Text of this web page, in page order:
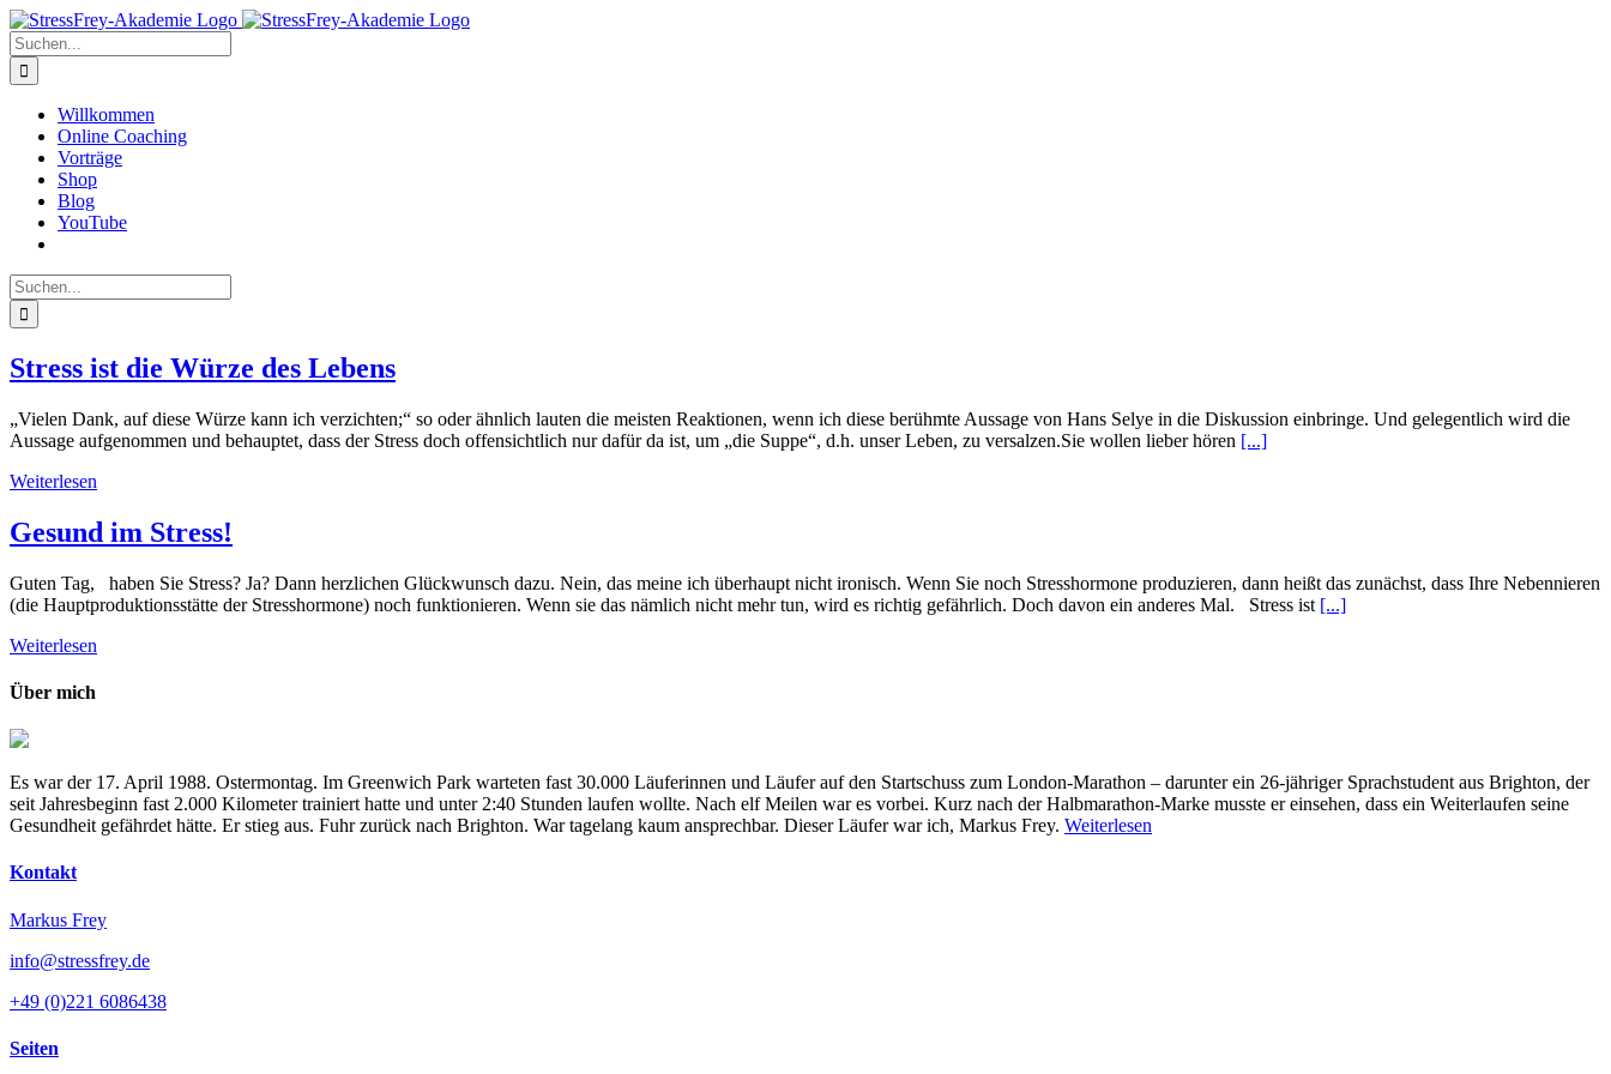
Zum
Inhalt
springen
Suche
nach:
Willkommen
Online Coaching
Vorträge
Shop
Blog
YouTube
Suche
nach:
Stress ist die Würze des Lebens
„Vielen Dank, auf diese Würze kann ich verzichten;“ so oder ähnlich lauten die meisten Reaktionen, wenn ich diese berühmte Aussage von Hans Selye in die Diskussion einbringe. Und gelegentlich wird die
Aussage aufgenommen und behauptet, dass der Stress doch offensichtlich nur dafür da ist, um „die Suppe“, d.h. unser Leben, zu versalzen.Sie wollen lieber hören [...]
Weiterlesen
Gesund im Stress!
Guten Tag, haben Sie Stress? Ja? Dann herzlichen Glückwunsch dazu. Nein, das meine ich überhaupt nicht ironisch. Wenn Sie noch Stresshormone produzieren, dann heißt das zunächst, dass Ihre Nebennieren
(die Hauptproduktionsstätte der Stresshormone) noch funktionieren. Wenn sie das nämlich nicht mehr tun, wird es richtig gefährlich. Doch davon ein anderes Mal. Stress ist [...]
Weiterlesen
Über mich
Es war der 17. April 1988. Ostermontag. Im Greenwich Park warteten fast 30.000 Läuferinnen und Läufer auf den Startschuss zum London-Marathon – darunter ein 26-jähriger Sprachstudent aus Brighton, der
seit Jahresbeginn fast 2.000 Kilometer trainiert hatte und unter 2:40 Stunden laufen wollte. Nach elf Meilen war es vorbei. Kurz nach der Halbmarathon-Marke musste er einsehen, dass ein Weiterlaufen seine
Gesundheit gefährdet hätte. Er stieg aus. Fuhr zurück nach Brighton. War tagelang kaum ansprechbar. Dieser Läufer war ich, Markus Frey. Weiterlesen
Kontakt
Markus Frey
info@stressfrey.de
+49 (0)221 6086438
Seiten